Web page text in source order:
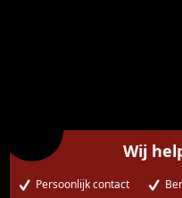
Wij
Persoonlijk contact